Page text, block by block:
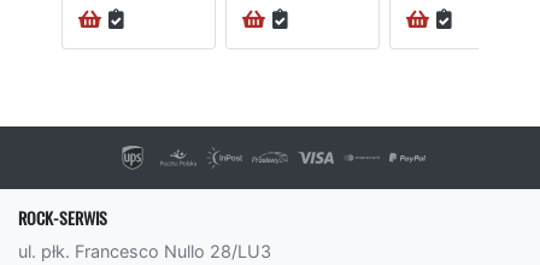
ROCK-SERWIS
ul. płk. Francesco Nullo 28/LU3